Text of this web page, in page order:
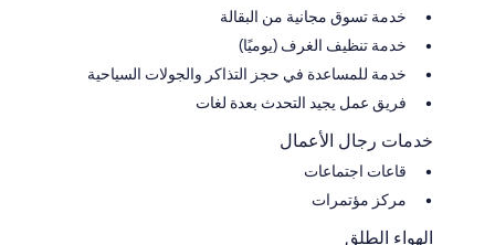
خدمة تسوق مجانية من البقالة
خدمة تنظيف الغرف (يوميًا)
خدمة للمساعدة في حجز التذاكر والجولات السياحية
فريق عمل يجيد التحدث بعدة لغات
خدمات رجال الأعمال
قاعات اجتماعات
مركز مؤتمرات
الهواء الطلق